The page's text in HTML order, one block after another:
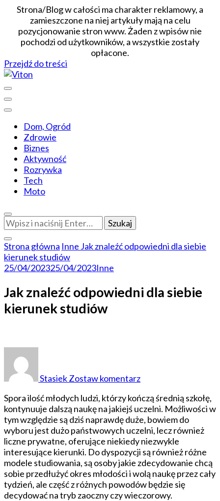
Strona/Blog w całości ma charakter reklamowy, a
zamieszczone na niej artykuły mają na celu
pozycjonowanie stron www. Żaden z wpisów nie
pochodzi od użytkowników, a wszystkie zostały
opłacone.
Przejdź do treści
Viton
Dom, Ogród
Zdrowie
Biznes
Aktywność
Rozrywka
Tech
Moto
Szukasz
czegoś?
Strona główna Inne Jak znaleźć odpowiedni dla siebie
kierunek studiów
25/04/202325/04/2023Inne
Jak znaleźć odpowiedni dla siebie
kierunek studiów
StasiekZostaw komentarz
odpowiedni
dla
siebie
kierunek
studiów
Spora ilość młodych ludzi, którzy kończą średnią szkołę,
kontynuuje dalszą naukę na jakiejś uczelni. Możliwości w
tym względzie są dziś naprawdę duże, bowiem do
wyboru jest dużo państwowych uczelni, lecz również
liczne prywatne, oferujące niekiedy niezwykle
interesujące kierunki. Do dyspozycji są również różne
modele studiowania, są osoby jakie zdecydowanie chcą
sobie przedłużyć okres młodości i wolą naukę przez cały
tydzień, ale część z różnych powodów będzie się
decydować na tryb zaoczny czy wieczorowy.